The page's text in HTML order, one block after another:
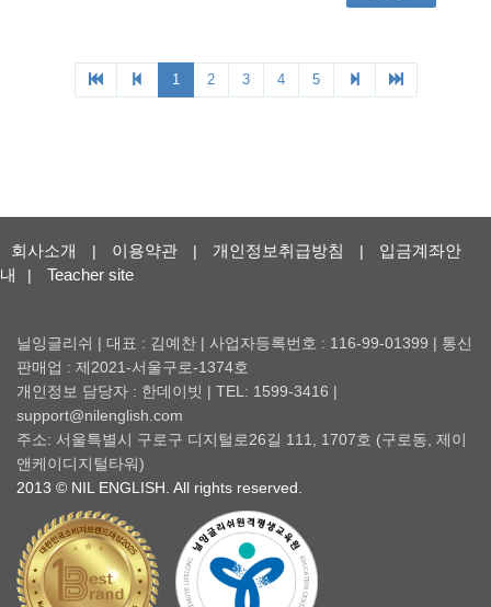
회사소개 | 이용약관 | 개인정보취급방침 |
입금계좌안
내
| Teacher site
닐잉글리쉬 | 대표 : 김예찬 | 사업자등록번호 : 116-99-01399 | 통신
판매업 : 제2021-서울구로-1374호
개인정보 담당자 : 한데이빗 | TEL: 1599-3416 |
support@nilenglish.com
주소: 서울특별시 구로구 디지털로26길 111, 1707호 (구로동, 제이
앤케이디지털타워)
2013 © NIL ENGLISH. All rights reserved.